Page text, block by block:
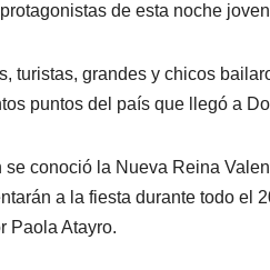
de esta noche
turistas, grandes y chicos
puntos del país que llegó a
se conoció la Nueva Reina
a la fiesta durante todo el
Paola Atayro.